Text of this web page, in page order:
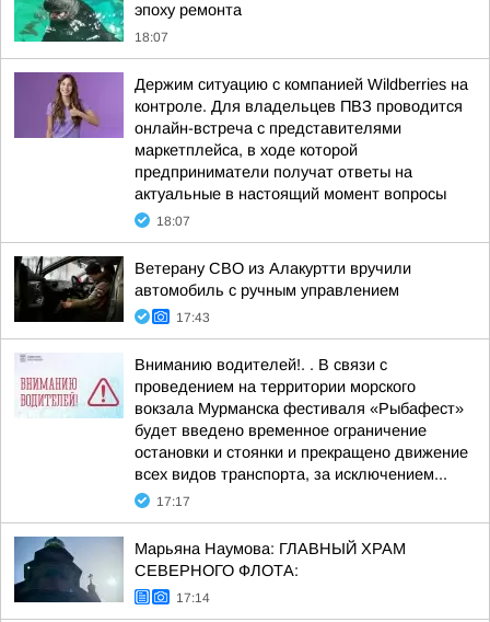
эпоху ремонта
18:07
Держим ситуацию с компанией Wildberries на
контроле. Для владельцев ПВЗ проводится
онлайн-встреча с представителями
маркетплейса, в ходе которой
предприниматели получат ответы на
актуальные в настоящий момент вопросы
18:07
Ветерану СВО из Алакуртти вручили
автомобиль с ручным управлением
17:43
Вниманию водителей!. . В связи с
проведением на территории морского
вокзала Мурманска фестиваля «Рыбафест»
будет введено временное ограничение
остановки и стоянки и прекращено движение
всех видов транспорта, за исключением...
17:17
Марьяна Наумова: ГЛАВНЫЙ ХРАМ
СЕВЕРНОГО ФЛОТА:
17:14